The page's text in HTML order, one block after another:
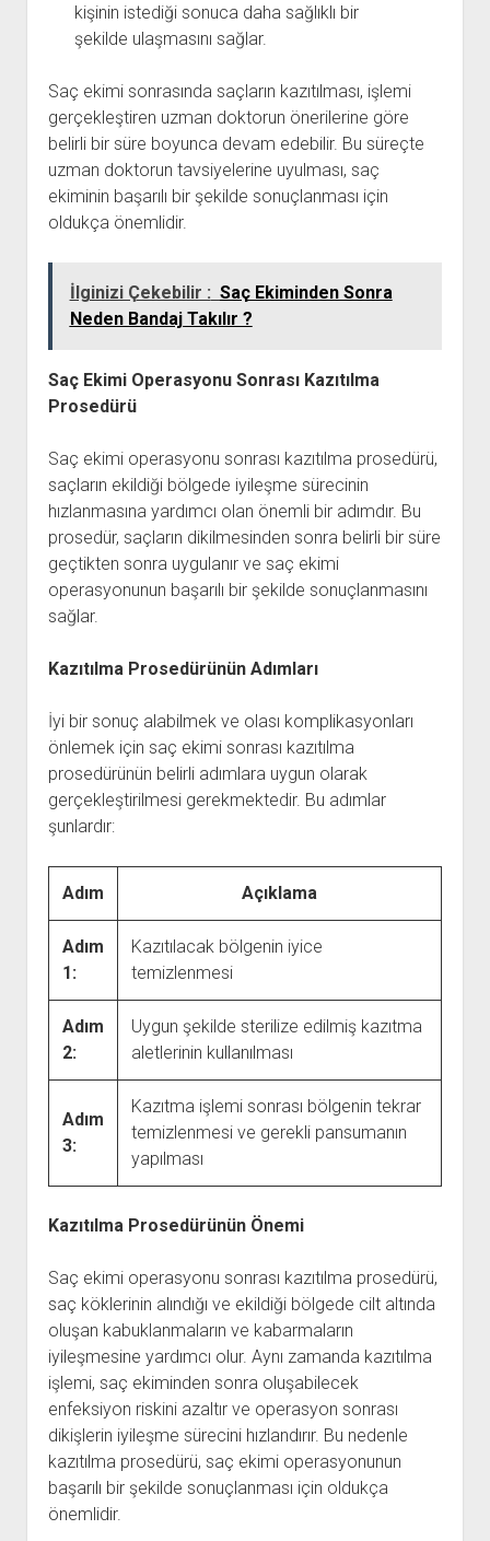
kişinin istediği sonuca daha sağlıklı bir
şekilde ulaşmasını sağlar.
Saç ekimi sonrasında saçların kazıtılması, işlemi
gerçekleştiren uzman doktorun önerilerine göre
belirli bir süre boyunca devam edebilir. Bu süreçte
uzman doktorun tavsiyelerine uyulması, saç
ekiminin başarılı bir şekilde sonuçlanması için
oldukça önemlidir.
İlginizi Çekebilir : Saç Ekiminden Sonra
Neden Bandaj Takılır ?
Saç Ekimi Operasyonu Sonrası Kazıtılma
Prosedürü
Saç ekimi operasyonu sonrası kazıtılma prosedürü,
saçların ekildiği bölgede iyileşme sürecinin
hızlanmasına yardımcı olan önemli bir adımdır. Bu
prosedür, saçların dikilmesinden sonra belirli bir süre
geçtikten sonra uygulanır ve saç ekimi
operasyonunun başarılı bir şekilde sonuçlanmasını
sağlar.
Kazıtılma Prosedürünün Adımları
İyi bir sonuç alabilmek ve olası komplikasyonları
önlemek için saç ekimi sonrası kazıtılma
prosedürünün belirli adımlara uygun olarak
gerçekleştirilmesi gerekmektedir. Bu adımlar
şunlardır:
Adım Açıklama
Adım
1:
Kazıtılacak bölgenin iyice
temizlenmesi
Adım
2:
Uygun şekilde sterilize edilmiş kazıtma
aletlerinin kullanılması
Adım
3:
Kazıtma işlemi sonrası bölgenin tekrar
temizlenmesi ve gerekli pansumanın
yapılması
Kazıtılma Prosedürünün Önemi
Saç ekimi operasyonu sonrası kazıtılma prosedürü,
saç köklerinin alındığı ve ekildiği bölgede cilt altında
oluşan kabuklanmaların ve kabarmaların
iyileşmesine yardımcı olur. Aynı zamanda kazıtılma
işlemi, saç ekiminden sonra oluşabilecek
enfeksiyon riskini azaltır ve operasyon sonrası
dikişlerin iyileşme sürecini hızlandırır. Bu nedenle
kazıtılma prosedürü, saç ekimi operasyonunun
başarılı bir şekilde sonuçlanması için oldukça
önemlidir.